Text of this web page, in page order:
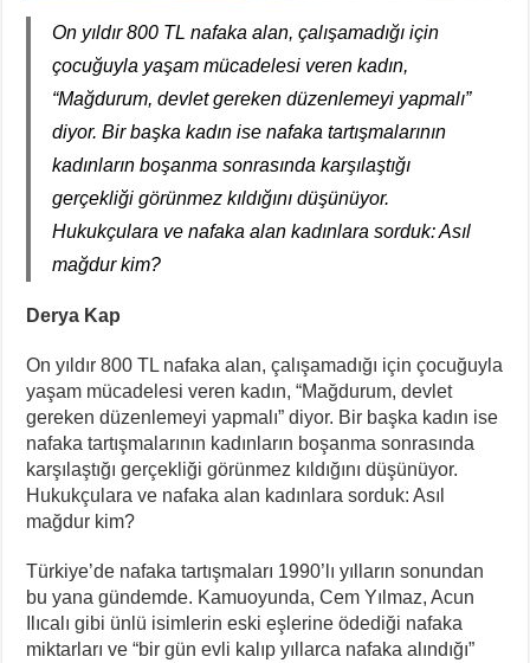
On yıldır 800 TL nafaka alan, çalışamadığı için
çocuğuyla yaşam mücadelesi veren kadın,
“Mağdurum, devlet gereken düzenlemeyi yapmalı”
diyor. Bir başka kadın ise nafaka tartışmalarının
kadınların boşanma sonrasında karşılaştığı
gerçekliği görünmez kıldığını düşünüyor.
Hukukçulara ve nafaka alan kadınlara sorduk: Asıl
mağdur kim?
Derya Kap
On yıldır 800 TL nafaka alan, çalışamadığı için çocuğuyla
yaşam mücadelesi veren kadın, “Mağdurum, devlet
gereken düzenlemeyi yapmalı” diyor. Bir başka kadın ise
nafaka tartışmalarının kadınların boşanma sonrasında
karşılaştığı gerçekliği görünmez kıldığını düşünüyor.
Hukukçulara ve nafaka alan kadınlara sorduk: Asıl
mağdur kim?
Türkiye’de nafaka tartışmaları 1990’lı yılların sonundan
bu yana gündemde. Kamuoyunda, Cem Yılmaz, Acun
Ilıcalı gibi ünlü isimlerin eski eşlerine ödediği nafaka
miktarları ve “bir gün evli kalıp yıllarca nafaka alındığı”